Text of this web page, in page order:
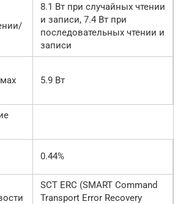
8.1 Вт при случайных чтении
и записи, 7.4 Вт при
последовательных чтении и
записи
5.9 Вт
0.44%
SCT ERC (SMART Command
Transport Error Recovery